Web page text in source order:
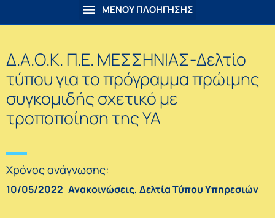
Δ.Α.Ο.Κ. Π.Ε. ΜΕΣΣΗΝΙΑΣ-Δελτίο
τύπου για το πρόγραμμα πρώιμης
συγκομιδής σχετικό με
τροποποίηση της ΥΑ
Χρόνος ανάγνωσης:
10/05/2022 Ανακοινώσεις, Δελτία Τύπου Υπηρεσιών